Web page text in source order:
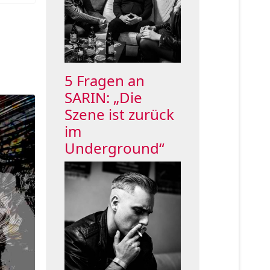
5 Fragen an
SARIN: „Die
Szene ist zurück
im
Underground“